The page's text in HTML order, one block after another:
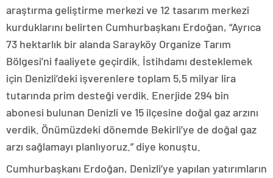
araştırma geliştirme merkezi ve 12 tasarım merkezi
kurduklarını belirten Cumhurbaşkanı Erdoğan, “Ayrıca
73 hektarlık bir alanda Sarayköy Organize Tarım
Bölgesi’ni faaliyete geçirdik. İstihdamı desteklemek
için Denizli’deki işverenlere toplam 5,5 milyar lira
tutarında prim desteği verdik. Enerjide 294 bin
abonesi bulunan Denizli ve 15 ilçesine doğal gaz arzını
verdik. Önümüzdeki dönemde Bekirli’ye de doğal gaz
arzı sağlamayı planlıyoruz.” diye konuştu.
Cumhurbaşkanı Erdoğan, Denizli’ye yapılan yatırımların